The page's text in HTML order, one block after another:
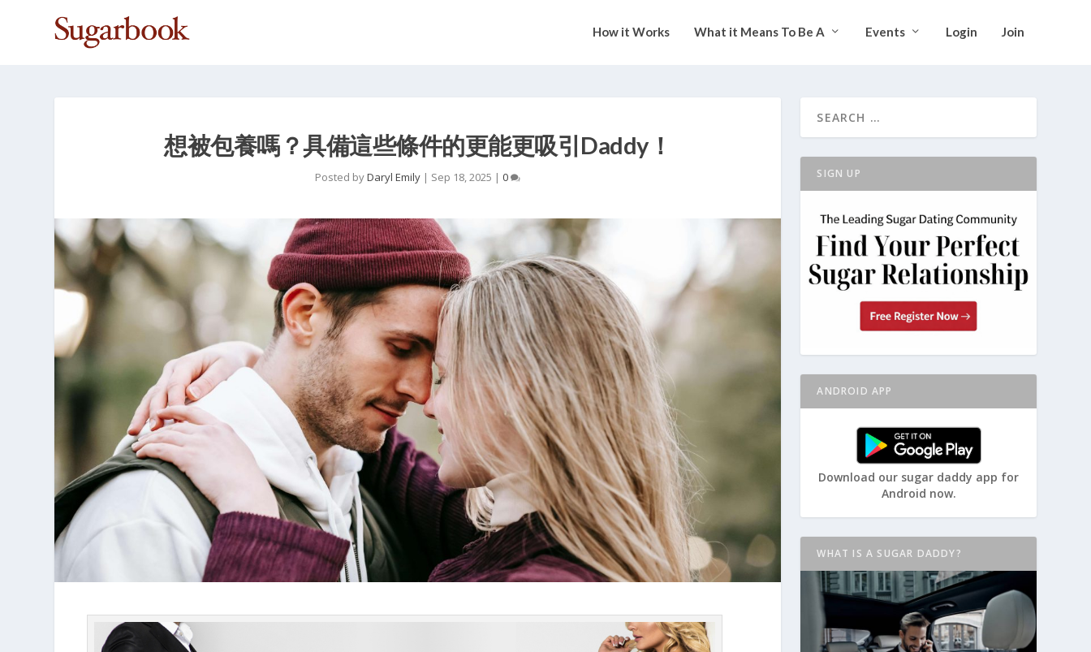
How it Works What it Means To Be A Events Login Join
想被包養嗎？具備這些條件的更能更吸引Daddy！
Posted byDaryl Emily | Sep 18, 2025 |0 SIGN UP
ANDROID APP
Download our sugar daddy app for
Android now.
WHAT IS A SUGAR DADDY?